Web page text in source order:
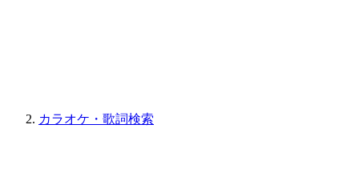
カラオケ・歌詞検索